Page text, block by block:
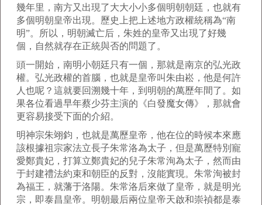
幾年里，南方又出現了大大小小多個明朝朝廷，也就有
多個明朝皇帝出現。歷史上把上述地方政權統稱為“南
明”。所以，明朝滅亡后，朱姓的皇帝又出現了好幾
個，自然就存在正統與否的問題了。
頭一開始，南明小朝廷只有一個，那就是南京的弘光政
權。弘光政權的首腦，也就是皇帝叫朱由崧，他是何許
人也呢？這就要回溯幾十年，到明朝的萬歷年間了。如
果各位看過早年蔡少芬主演的《白發魔女傳》，那就會
更容易接受下面的介紹。
明神宗朱翊鈞，也就是萬歷皇帝，他在位的時候本來應
該根據祖宗家法立長子朱常洛為太子，但是萬歷特別寵
愛鄭貴妃，打算立鄭貴妃的兒子朱常洵為太子，然而由
于封建禮法約束和朝臣的反對，沒能實現。朱常洵被封
為福王，就藩于洛陽。朱常洛后來做了皇帝，就是明光
宗，即泰昌皇帝。明朝最后兩位皇帝天啟和崇禎都是泰